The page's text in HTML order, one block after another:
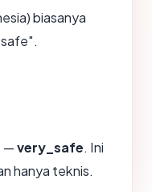
biasanya
—very_safe. Ini
hanya teknis.